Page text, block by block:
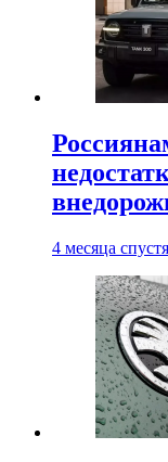
4 месяца спустя